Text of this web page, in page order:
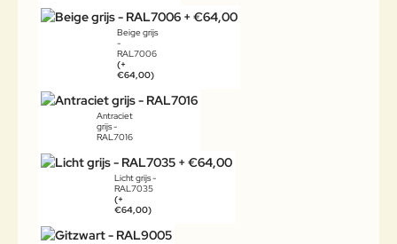
Beige grijs
-
RAL7006
(+
€64,00)
Antraciet
grijs -
RAL7016
Licht grijs -
RAL7035
(+
€64,00)